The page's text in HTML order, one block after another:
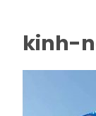
kinh-